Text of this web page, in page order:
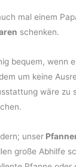
mal einem
schenken.
bequem, wenn
um keine
wäre zu
unser
große Abhilfe